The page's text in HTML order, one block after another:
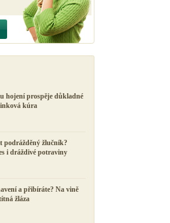
hojení prospěje důkladné
kúra
podrážděný žlučník?
i dráždivé potraviny
a přibíráte? Na vině
žláza